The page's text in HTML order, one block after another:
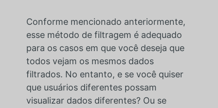
Conforme mencionado anteriormente,
esse método de filtragem é adequado
para os casos em que você deseja que
todos vejam os mesmos dados
filtrados. No entanto, e se você quiser
que usuários diferentes possam
visualizar dados diferentes? Ou se